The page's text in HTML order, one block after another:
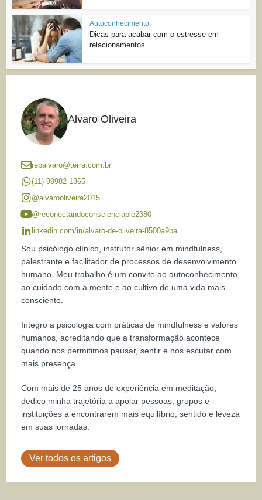
Autoconhecimento
Dicas para acabar com o estresse em
relacionamentos
Alvaro Oliveira
repalvaro@terra.com.br
(11) 99982-1365
@alvarooliveira2015
@reconectandoconscienciaple2380
linkedin.com/in/alvaro-de-oliveira-8500a9ba
Sou psicólogo clínico, instrutor sênior em mindfulness,
palestrante e facilitador de processos de desenvolvimento
humano. Meu trabalho é um convite ao autoconhecimento,
ao cuidado com a mente e ao cultivo de uma vida mais
consciente.
Integro a psicologia com práticas de mindfulness e valores
humanos, acreditando que a transformação acontece
quando nos permitimos pausar, sentir e nos escutar com
mais presença.
Com mais de 25 anos de experiência em meditação,
dedico minha trajetória a apoiar pessoas, grupos e
instituições a encontrarem mais equilíbrio, sentido e leveza
em suas jornadas.
Ver todos os artigos